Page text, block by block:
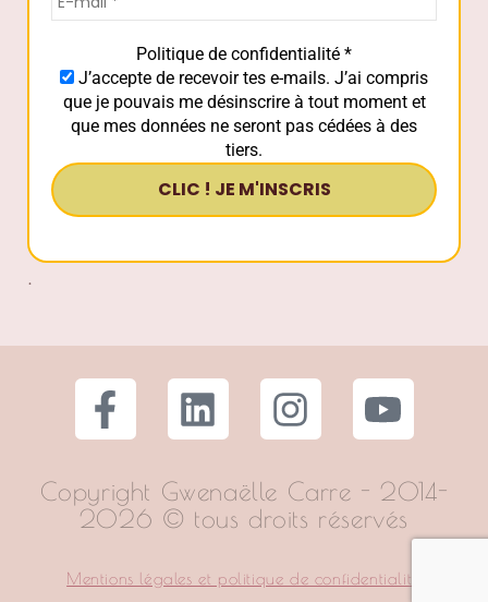
Politique de confidentialité *
J’accepte de recevoir tes e-mails. J’ai compris
que je pouvais me désinscrire à tout moment et
que mes données ne seront pas cédées à des
tiers.
.
Copyright Gwenaëlle Carre - 2014-
2026 © tous droits réservés
Mentions légales et politique de confidentialité